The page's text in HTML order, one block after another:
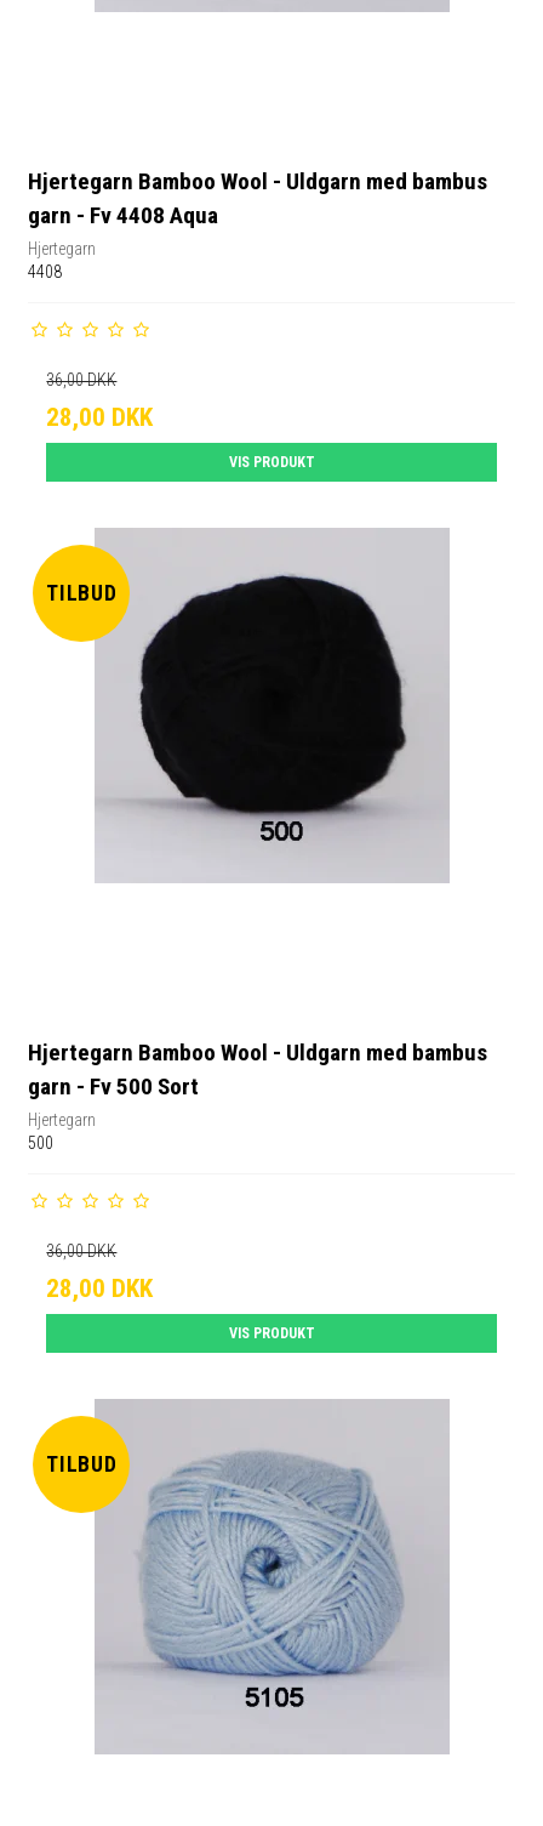
Hjertegarn Bamboo Wool - Uldgarn med bambus
garn - Fv 4408 Aqua
Hjertegarn
4408
36,00 DKK
28,00 DKK
VIS PRODUKT
TILBUD
Hjertegarn Bamboo Wool - Uldgarn med bambus
garn - Fv 500 Sort
Hjertegarn
500
36,00 DKK
28,00 DKK
VIS PRODUKT
TILBUD